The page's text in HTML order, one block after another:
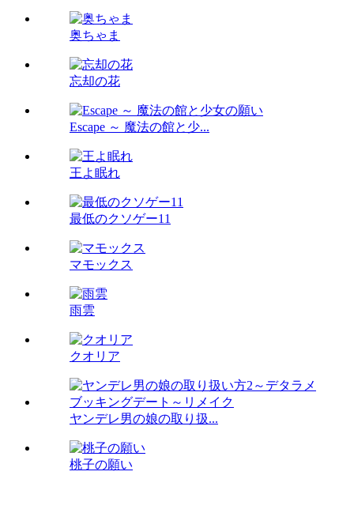
奥ちゃま
忘却の花
Escape ～ 魔法の館と少...
王よ眠れ
最低のクソゲー11
マモックス
雨雲
クオリア
ヤンデレ男の娘の取り扱...
桃子の願い